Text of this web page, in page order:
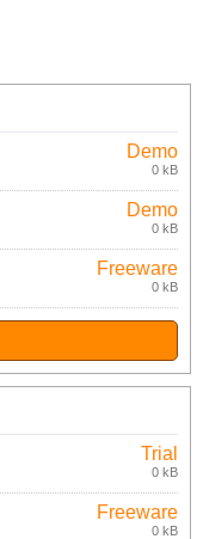
Demo
0 kB
Demo
0 kB
Freeware
0 kB
Trial
0 kB
Freeware
0 kB